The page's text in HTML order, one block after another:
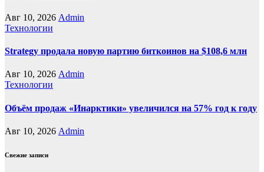
Авг 10, 2026 Admin
Технологии
Strategy продала новую партию биткоинов на $108,6 млн
Авг 10, 2026 Admin
Технологии
Объём продаж «Инарктики» увеличился на 57% год к году
Авг 10, 2026 Admin
Свежие записи